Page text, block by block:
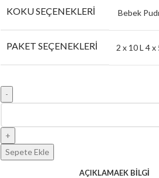
KOKU SEÇENEKLERI Bebek
PAKET SEÇENEKLERI 2 x 10 L4 x
Sepete Ekle
AÇIKLAMAEK BILGI